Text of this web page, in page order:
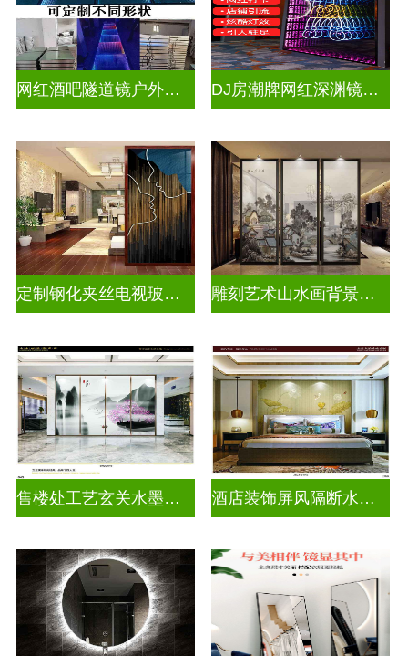
网红酒吧隧道镜户外门头招牌千层镜深渊镜 DJ房潮牌网红深渊镜千层镜
定制钢化夹丝电视玻璃背景墙 雕刻艺术山水画背景墙玻璃
售楼处工艺玄关水墨画玻璃 酒店装饰屏风隔断水墨山水画玻璃